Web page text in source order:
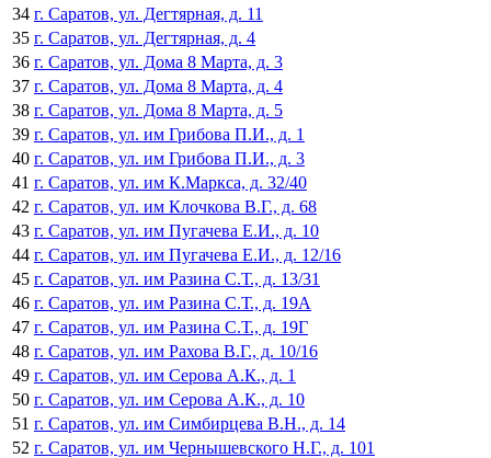
34 г. Саратов, ул. Дегтярная, д. 11
35 г. Саратов, ул. Дегтярная, д. 4
36 г. Саратов, ул. Дома 8 Марта, д. 3
37 г. Саратов, ул. Дома 8 Марта, д. 4
38 г. Саратов, ул. Дома 8 Марта, д. 5
39 г. Саратов, ул. им Грибова П.И., д. 1
40 г. Саратов, ул. им Грибова П.И., д. 3
41 г. Саратов, ул. им К.Маркса, д. 32/40
42 г. Саратов, ул. им Клочкова В.Г., д. 68
43 г. Саратов, ул. им Пугачева Е.И., д. 10
44 г. Саратов, ул. им Пугачева Е.И., д. 12/16
45 г. Саратов, ул. им Разина С.Т., д. 13/31
46 г. Саратов, ул. им Разина С.Т., д. 19А
47 г. Саратов, ул. им Разина С.Т., д. 19Г
48 г. Саратов, ул. им Рахова В.Г., д. 10/16
49 г. Саратов, ул. им Серова А.К., д. 1
50 г. Саратов, ул. им Серова А.К., д. 10
51 г. Саратов, ул. им Симбирцева В.Н., д. 14
52 г. Саратов, ул. им Чернышевского Н.Г., д. 101